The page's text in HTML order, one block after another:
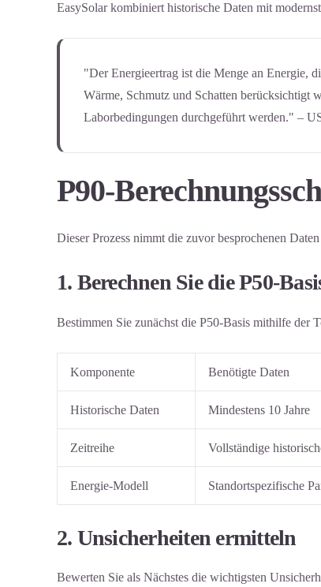
EasySolar kombiniert historische Daten mit
"Der Energieertrag ist die Menge an Energie,
Wärme, Schmutz und Schatten berücksichtigt
Laborbedingungen durchgeführt werden." –
P90-
Dieser Prozess nimmt die zuvor besprochenen
1. Berechnen Sie die P50-
Bestimmen Sie zunächst die P50-Basis mithilfe der
Komponente Benötigte Daten
Historische Daten Mindestens 10 Jahre
Zeitreihe Vollständige
Energie-Modell Standortspezifische
2. Unsicherheiten ermitteln
Bewerten Sie als Nächstes die wichtigsten